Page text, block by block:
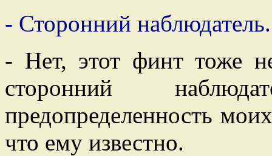
- Сторонний наблюдатель.
- Нет, этот финт тоже
сторонний
предопределенность
что ему известно.